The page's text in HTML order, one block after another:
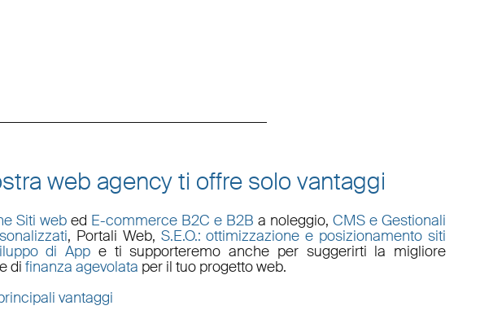
web agency ti offre solo vantaggi
Siti web ed E-commerce B2C e B2B a noleggio,CMS e Gestionali
, Portali Web, S.E.O.: ottimizzazione e posizionamento siti
di App e ti supporteremo anche per suggerirti la migliore
di finanza agevolata per il tuo progetto web.
vantaggi